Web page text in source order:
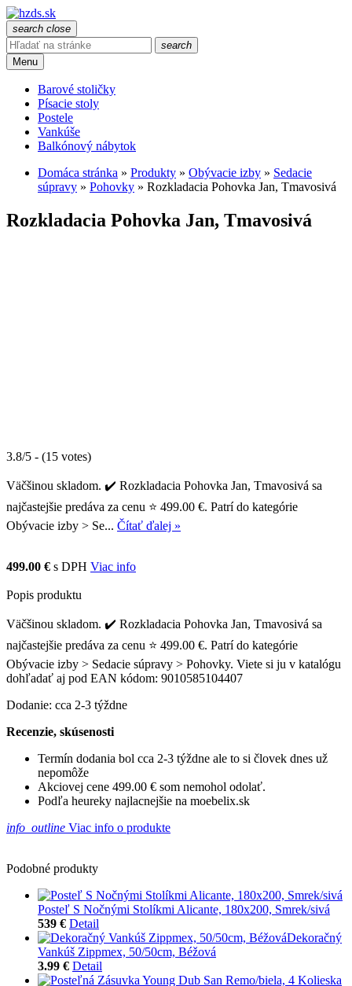
search close
search
Menu
Barové stoličky
Písacie stoly
Postele
Vankúše
Balkónový nábytok
Domáca stránka » Produkty » Obývacie izby » Sedacie
súpravy » Pohovky » Rozkladacia Pohovka Jan, Tmavosivá
Rozkladacia Pohovka Jan, Tmavosivá
3.8/5 - (15 votes)
Väčšinou skladom. ✔️ Rozkladacia Pohovka Jan, Tmavosivá sa
najčastejšie predáva za cenu ⭐ 499.00 €. Patrí do kategórie
Obývacie izby > Se... Čítať ďalej »
499.00 € s DPH Viac info
Popis produktu
Väčšinou skladom. ✔️ Rozkladacia Pohovka Jan, Tmavosivá sa
najčastejšie predáva za cenu ⭐ 499.00 €. Patrí do kategórie
Obývacie izby > Sedacie súpravy > Pohovky. Viete si ju v katalógu
dohľadať aj pod EAN kódom: 9010585104407
Dodanie: cca 2-3 týždne
Recenzie, skúsenosti
Termín dodania bol cca 2-3 týždne ale to si človek dnes už
nepomôže
Akciovej cene 499.00 € som nemohol odolať.
Podľa heureky najlacnejšie na moebelix.sk
info_outline Viac info o produkte
Podobné produkty
Posteľ S Nočnými Stolíkmi Alicante, 180x200, Smrek/sivá
539 € Detail
Dekoračný
Vankúš Zippmex, 50/50cm, Béžová
3.99 € Detail